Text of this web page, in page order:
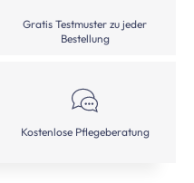
Gratis Testmuster zu jeder
Bestellung
Kostenlose Pflegeberatung